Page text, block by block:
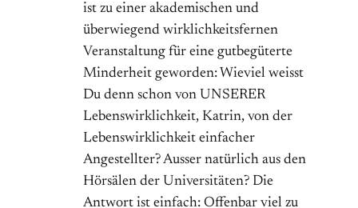
ist zu einer akademischen und
überwiegend wirklichkeitsfernen
Veranstaltung für eine gutbegüterte
Minderheit geworden: Wieviel weisst
Du denn schon von UNSERER
Lebenswirklichkeit, Katrin, von der
Lebenswirklichkeit einfacher
Angestellter? Ausser natürlich aus den
Hörsälen der Universitäten? Die
Antwort ist einfach: Offenbar viel zu